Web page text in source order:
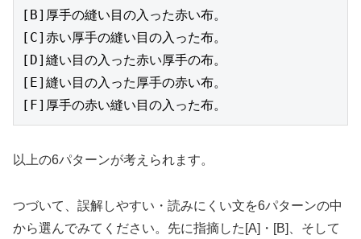
[B]厚手の縫い目の入った赤い布。
[C]赤い厚手の縫い目の入った布。
[D]縫い目の入った赤い厚手の布。
[E]縫い目の入った厚手の赤い布。
[F]厚手の赤い縫い目の入った布。
以上の6パターンが考えられます。
つづいて、誤解しやすい・読みにくい文を6パターンの中
から選んでみてください。先に指摘した[A]・[B]、そして